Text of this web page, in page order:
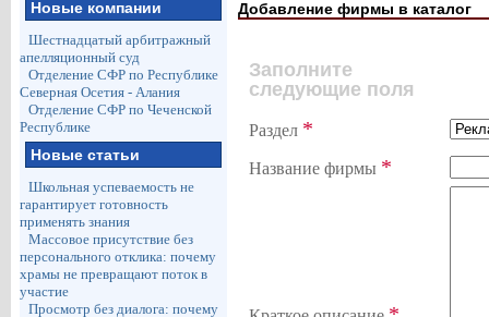
Новые компании
Шестнадцатый арбитражный
апелляционный суд
Отделение СФР по Республике
Северная Осетия - Алания
Отделение СФР по Чеченской
Республике
Новые статьи
Школьная успеваемость не
гарантирует готовность
применять знания
Массовое присутствие без
персонального отклика: почему
храмы не превращают поток в
участие
Просмотр без диалога: почему
Добавление фирмы в каталог
Заполните
следующие поля
Раздел *
Название фирмы *